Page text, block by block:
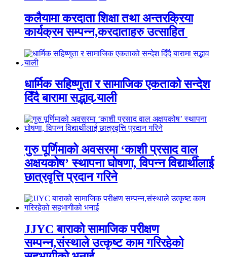
कलैयामा करदाता शिक्षा तथा अन्तरक्रिया
कार्यक्रम सम्पन्न,करदाताहरु उत्साहित
धार्मिक सहिष्णुता र सामाजिक एकताको सन्देश
दिँदै बारामा सद्भाव र्‍याली
गुरु पूर्णिमाको अवसरमा ‘काशी प्रसाद वाल
अक्षयकोष’ स्थापना घोषणा, विपन्न विद्यार्थीलाई
छात्रवृत्ति प्रदान गरिने
JJYC बाराको सामाजिक परीक्षण
सम्पन्न,संस्थाले उत्कृष्ट काम गरिरहेको